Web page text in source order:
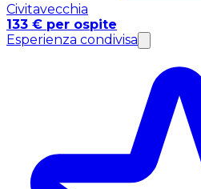
Civitavecchia
133 € per ospite
Esperienza condivisa